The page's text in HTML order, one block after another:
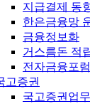
지급결제 동
한은금융망
금융정보화
거스름돈 적
전자금융포
고증권
국고증권업